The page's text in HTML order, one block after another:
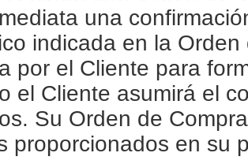
una
indicada en la
por el Cliente para
el Cliente asumirá el
Su Orden de
proporcionados en su